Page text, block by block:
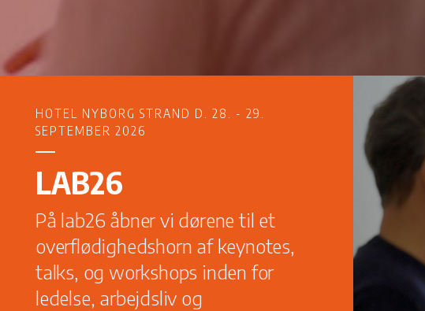
HOTEL NYBORG STRAND D. 28. - 29.
SEPTEMBER 2026
LAB26
På lab26 åbner vi dørene til et
overflødighedshorn af keynotes,
talks, og workshops inden for
ledelse, arbejdsliv og